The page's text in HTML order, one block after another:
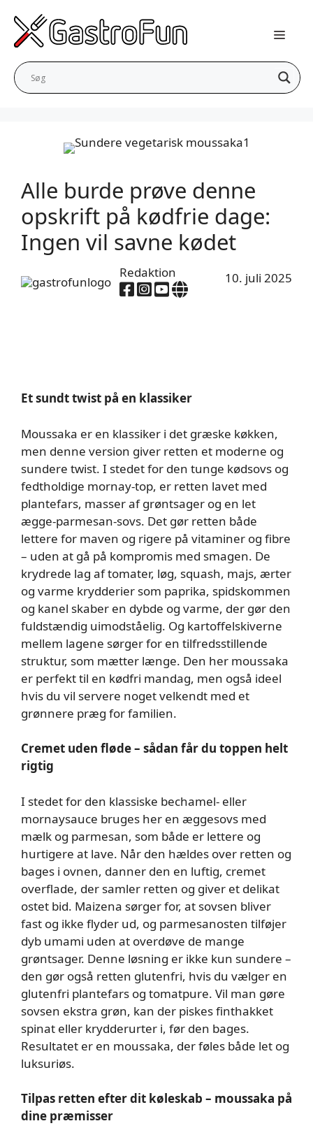
indhold
Alle burde prøve denne
opskrift på kødfrie dage:
Ingen vil savne kødet
Redaktion 10. juli 2025
Et sundt twist på en klassiker
Moussaka er en klassiker i det græske køkken,
men denne version giver retten et moderne og
sundere twist. I stedet for den tunge kødsovs og
fedtholdige mornay-top, er retten lavet med
plantefars, masser af grøntsager og en let
ægge-parmesan-sovs. Det gør retten både
lettere for maven og rigere på vitaminer og fibre
– uden at gå på kompromis med smagen. De
krydrede lag af tomater, løg, squash, majs, ærter
og varme krydderier som paprika, spidskommen
og kanel skaber en dybde og varme, der gør den
fuldstændig uimodståelig. Og kartoffelskiverne
mellem lagene sørger for en tilfredsstillende
struktur, som mætter længe. Den her moussaka
er perfekt til en kødfri mandag, men også ideel
hvis du vil servere noget velkendt med et
grønnere præg for familien.
Cremet uden fløde – sådan får du toppen helt
rigtig
I stedet for den klassiske bechamel- eller
mornaysauce bruges her en æggesovs med
mælk og parmesan, som både er lettere og
hurtigere at lave. Når den hældes over retten og
bages i ovnen, danner den en luftig, cremet
overflade, der samler retten og giver et delikat
ostet bid. Maizena sørger for, at sovsen bliver
fast og ikke flyder ud, og parmesanosten tilføjer
dyb umami uden at overdøve de mange
grøntsager. Denne løsning er ikke kun sundere –
den gør også retten glutenfri, hvis du vælger en
glutenfri plantefars og tomatpure. Vil man gøre
sovsen ekstra grøn, kan der piskes finthakket
spinat eller krydderurter i, før den bages.
Resultatet er en moussaka, der føles både let og
luksuriøs.
Tilpas retten efter dit køleskab – moussaka på
dine præmisser